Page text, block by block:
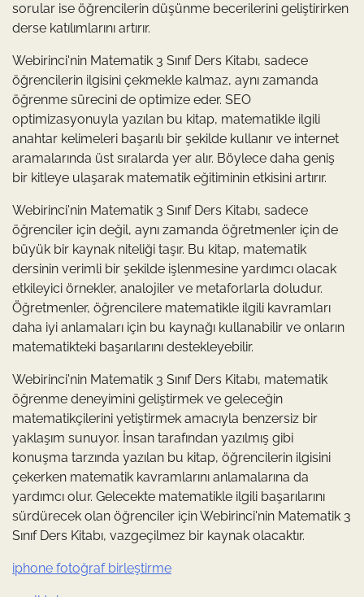
sorular ise öğrencilerin düşünme becerilerini geliştirirken
derse katılımlarını artırır.
Webirinci'nin Matematik 3 Sınıf Ders Kitabı, sadece
öğrencilerin ilgisini çekmekle kalmaz, aynı zamanda
öğrenme sürecini de optimize eder. SEO
optimizasyonuyla yazılan bu kitap, matematikle ilgili
anahtar kelimeleri başarılı bir şekilde kullanır ve internet
aramalarında üst sıralarda yer alır. Böylece daha geniş
bir kitleye ulaşarak matematik eğitiminin etkisini artırır.
Webirinci'nin Matematik 3 Sınıf Ders Kitabı, sadece
öğrenciler için değil, aynı zamanda öğretmenler için de
büyük bir kaynak niteliği taşır. Bu kitap, matematik
dersinin verimli bir şekilde işlenmesine yardımcı olacak
etkileyici örnekler, analojiler ve metaforlarla doludur.
Öğretmenler, öğrencilere matematikle ilgili kavramları
daha iyi anlamaları için bu kaynağı kullanabilir ve onların
matematikteki başarılarını destekleyebilir.
Webirinci'nin Matematik 3 Sınıf Ders Kitabı, matematik
öğrenme deneyimini geliştirmek ve geleceğin
matematikçilerini yetiştirmek amacıyla benzersiz bir
yaklaşım sunuyor. İnsan tarafından yazılmış gibi
konuşma tarzında yazılan bu kitap, öğrencilerin ilgisini
çekerken matematik kavramlarını anlamalarına da
yardımcı olur. Gelecekte matematikle ilgili başarılarını
sürdürecek olan öğrenciler için Webirinci'nin Matematik 3
Sınıf Ders Kitabı, vazgeçilmez bir kaynak olacaktır.
iphone fotoğraf birleştirme